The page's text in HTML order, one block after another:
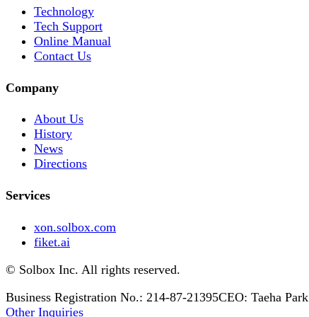
Technology
Tech Support
Online Manual
Contact Us
Company
About Us
History
News
Directions
Services
xon.solbox.com
fiket.ai
© Solbox Inc. All rights reserved.
Business Registration No.: 214-87-21395CEO: Taeha Park
Other Inquiries